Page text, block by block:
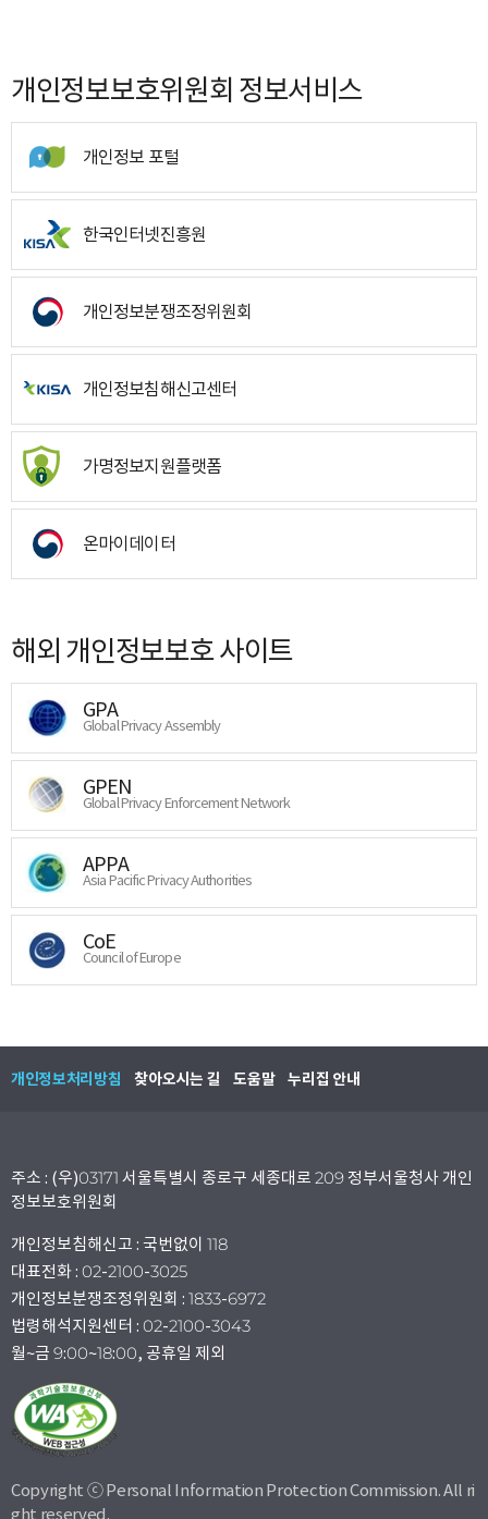
개인정보보호위원회 정보서비스
개인정보 포털
한국인터넷진흥원
개인정보분쟁조정위원회
개인정보침해신고센터
가명정보지원플랫폼
온마이데이터
해외 개인정보보호 사이트
GPA
Global Privacy Assembly
GPEN
Global Privacy Enforcement Network
APPA
Asia Pacific Privacy Authorities
CoE
Council of Europe
개인정보처리방침 찾아오시는 길 도움말 누리집 안내
주소 : (우)03171 서울특별시 종로구 세종대로 209 정부서울청사 개인
정보보호위원회
개인정보침해신고 : 국번없이 118
대표전화 : 02-2100-3025
개인정보분쟁조정위원회 : 1833-6972
법령해석지원센터 : 02-2100-3043
월~금 9:00~18:00, 공휴일 제외
Copyright ⓒ Personal Information Protection Commission. All ri
ght reserved.